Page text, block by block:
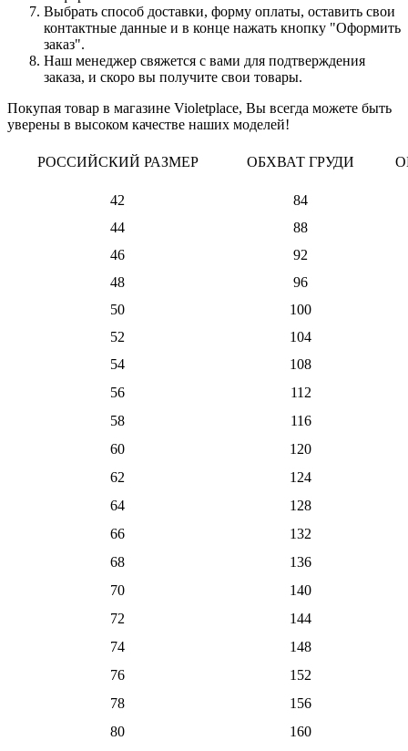
Выбрать способ доставки, форму оплаты, оставить свои
контактные данные и в конце нажать кнопку "Оформить
заказ".
Наш менеджер свяжется с вами для подтверждения
заказа, и скоро вы получите свои товары.
Покупая товар в магазине Violetplace, Вы всегда можете быть
уверены в высоком качестве наших моделей!
РОССИЙСКИЙ РАЗМЕР ОБХВАТ ГРУДИ
42
84
44
88
46
92
48
96
50
100
52
104
54
108
56
112
58
116
60
120
62
124
64
128
66
132
68
136
70
140
72
144
74
148
76
152
78
156
80
160